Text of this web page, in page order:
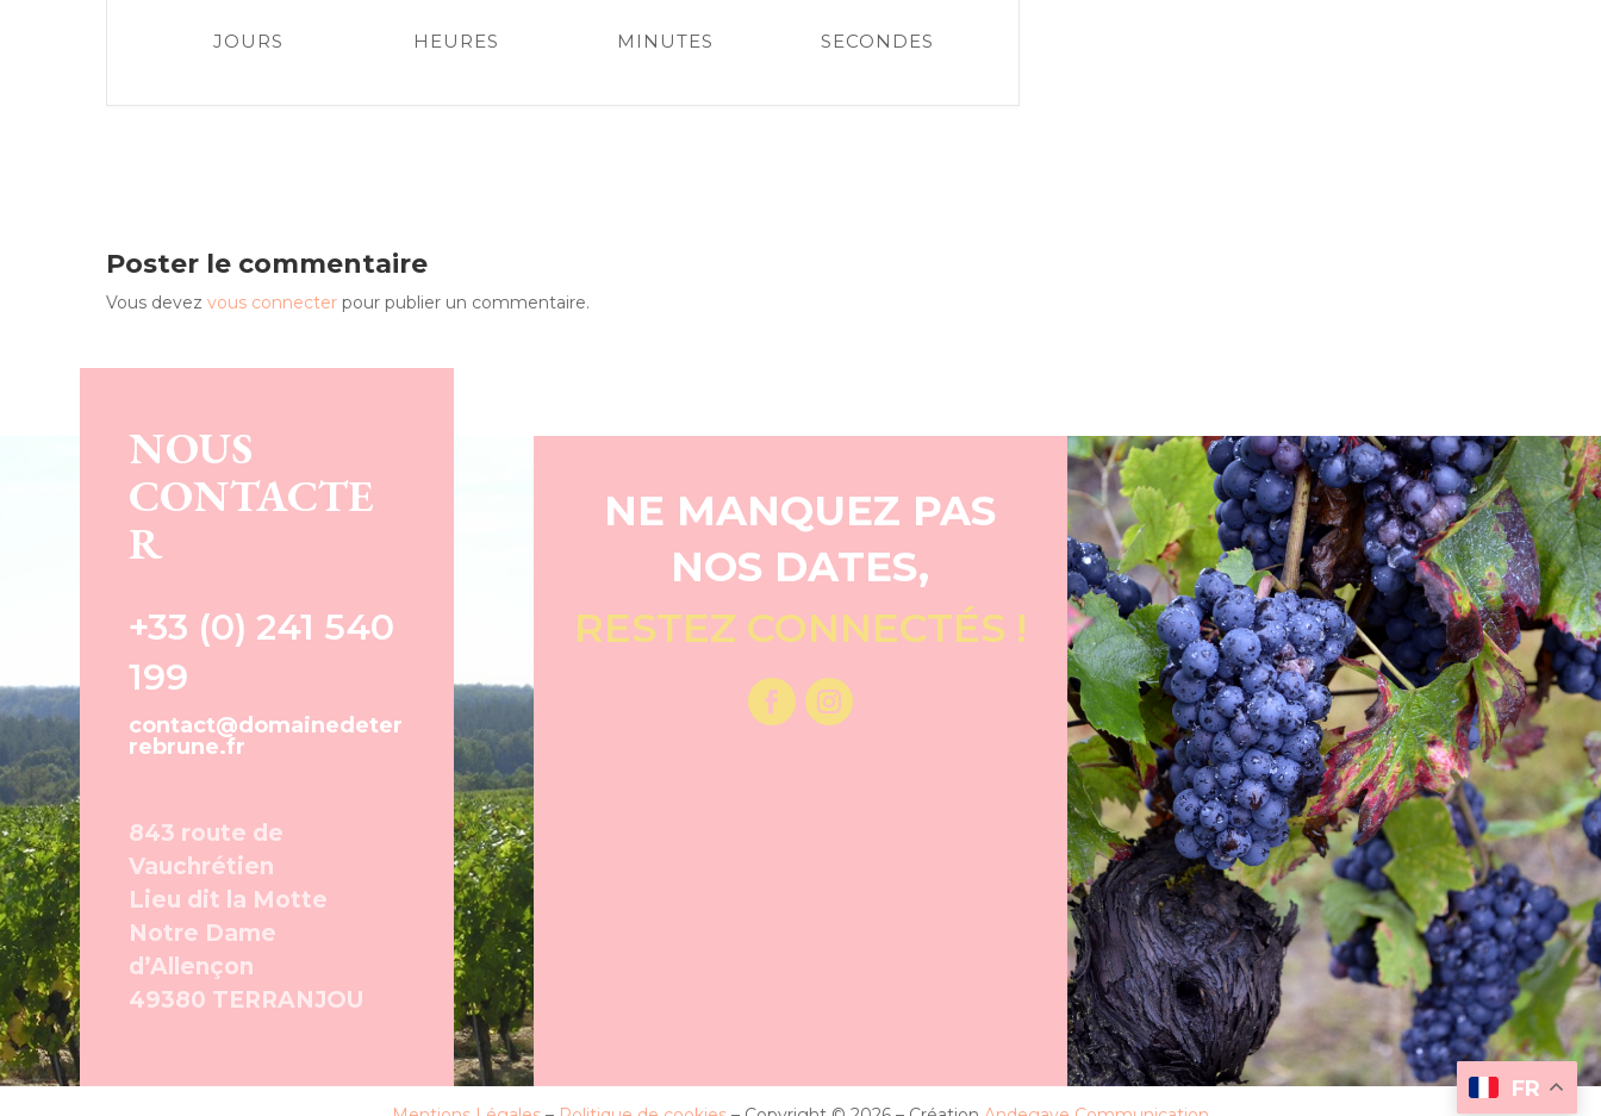
JOURS HEURES MINUTES SECONDES
Poster le commentaire
Vous devez vous connecter pour publier un commentaire.
NOUS
CONTACTE
R
+33 (0) 241 540
199
contact@domainedeter
rebrune.fr
843 route de
Vauchrétien
Lieu dit la Motte
Notre Dame
d’Allençon
49380 TERRANJOU
NE MANQUEZ PAS
NOS DATES,
RESTEZ CONNECTÉS !
FR